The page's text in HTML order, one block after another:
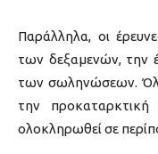
Παράλληλα, οι
των δεξαμενών, την
των σωληνώσεων. Όλα
την
ολοκληρωθεί σε